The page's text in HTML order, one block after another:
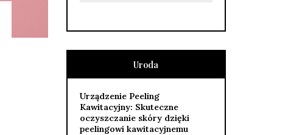
Uroda
Urządzenie Peeling
Kawitacyjny: Skuteczne
oczyszczanie skóry dzięki
peelingowi kawitacyjnemu